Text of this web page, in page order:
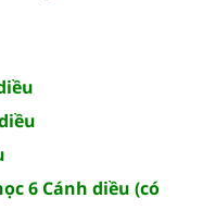
6 Cánh diều (có